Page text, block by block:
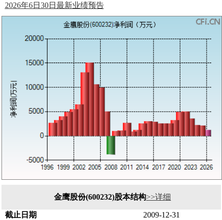
2026年6日30日最新业绩预告
金鹰股份(600232)股本结构>>详细
截止日期
2009-12-31